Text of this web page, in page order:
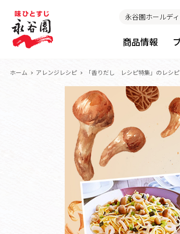
永谷園ホールデ
商品情報
ホーム アレンジレシピ 「香りだし レシピ特集」のレシピ